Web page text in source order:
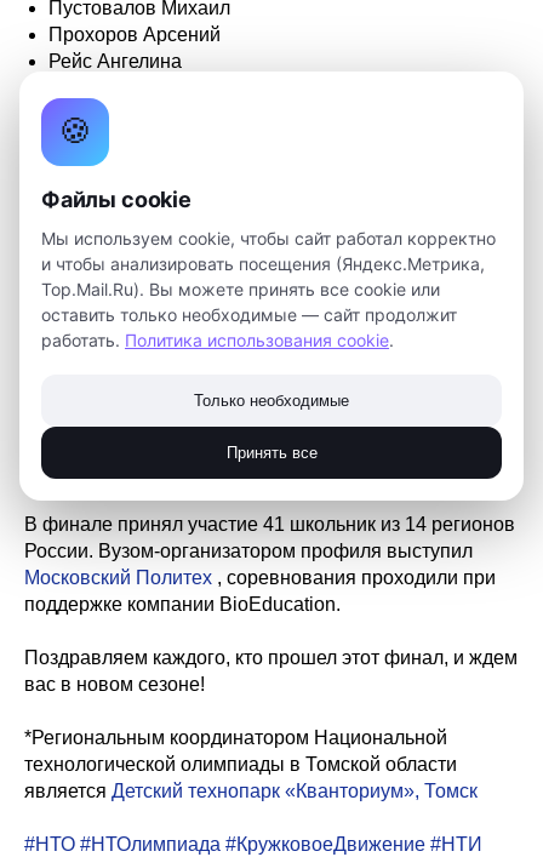
Пустовалов Михаил
Прохоров Арсений
Рейс Ангелина
Пустовалов Михаил - победитель в личном зачете
В финале приняли участие 125 школьников из 22
регионов России. Разработчиком профиля выступает
НИЯУ МИФИ , соревнования проходят при поддержке
госкорпорацииРосатом.
Целищева Татьяна, ученица29 гимназии
технопарка «Кванториум», Томск- призер в личном
В финале принял участие 41 школьник из 14 регионов
России. Вузом-организатором профиля выступил
Московский Политех , соревнования проходили при
поддержке компании BioEducation.
Поздравляем каждого, кто прошел этот финал, и ждем
вас в новом сезоне!
*Региональным координатором Национальной
технологической олимпиады в Томской области
является Детский технопарк «Кванториум», Томск
#НТО #НТОлимпиада #КружковоеДвижение #НТИ
🍪
Файлы cookie
Мы используем cookie, чтобы сайт работал корректно
и чтобы анализировать посещения (Яндекс.Метрика,
Top.Mail.Ru). Вы можете принять все cookie или
оставить только необходимые — сайт продолжит
работать. Политика использования cookie.
Только необходимые
Принять все